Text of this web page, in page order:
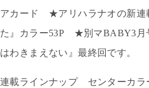
アカード ★アリハラナオの新連
た』カラー53P ★別マBABY3
はわきまえない』最終回です。
連載ラインナップ センターカラ